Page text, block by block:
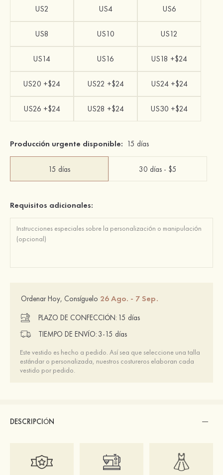
US2 US4 US6
US8 US10 US12
US14 US16 US18 +$24
US20 +$24 US22 +$24 US24 +$24
US26 +$24 US28 +$24 US30 +$24
Producción urgente disponible: 15 días
15 días 30 días - $5
Requisitos adicionales:
Ordenar Hoy, Consíguelo 26 Ago. - 7 Sep.
PLAZO DE CONFECCIÓN: 15 días
TIEMPO DE ENVÍO: 3-15 días
Este vestido es hecho a pedido. Así sea que seleccione una talla
estándar o personalizada, nuestros costureros elaboran cada
vestido por pedido.
DESCRIPCIÓN